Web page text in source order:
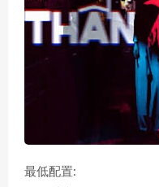
最低配置: